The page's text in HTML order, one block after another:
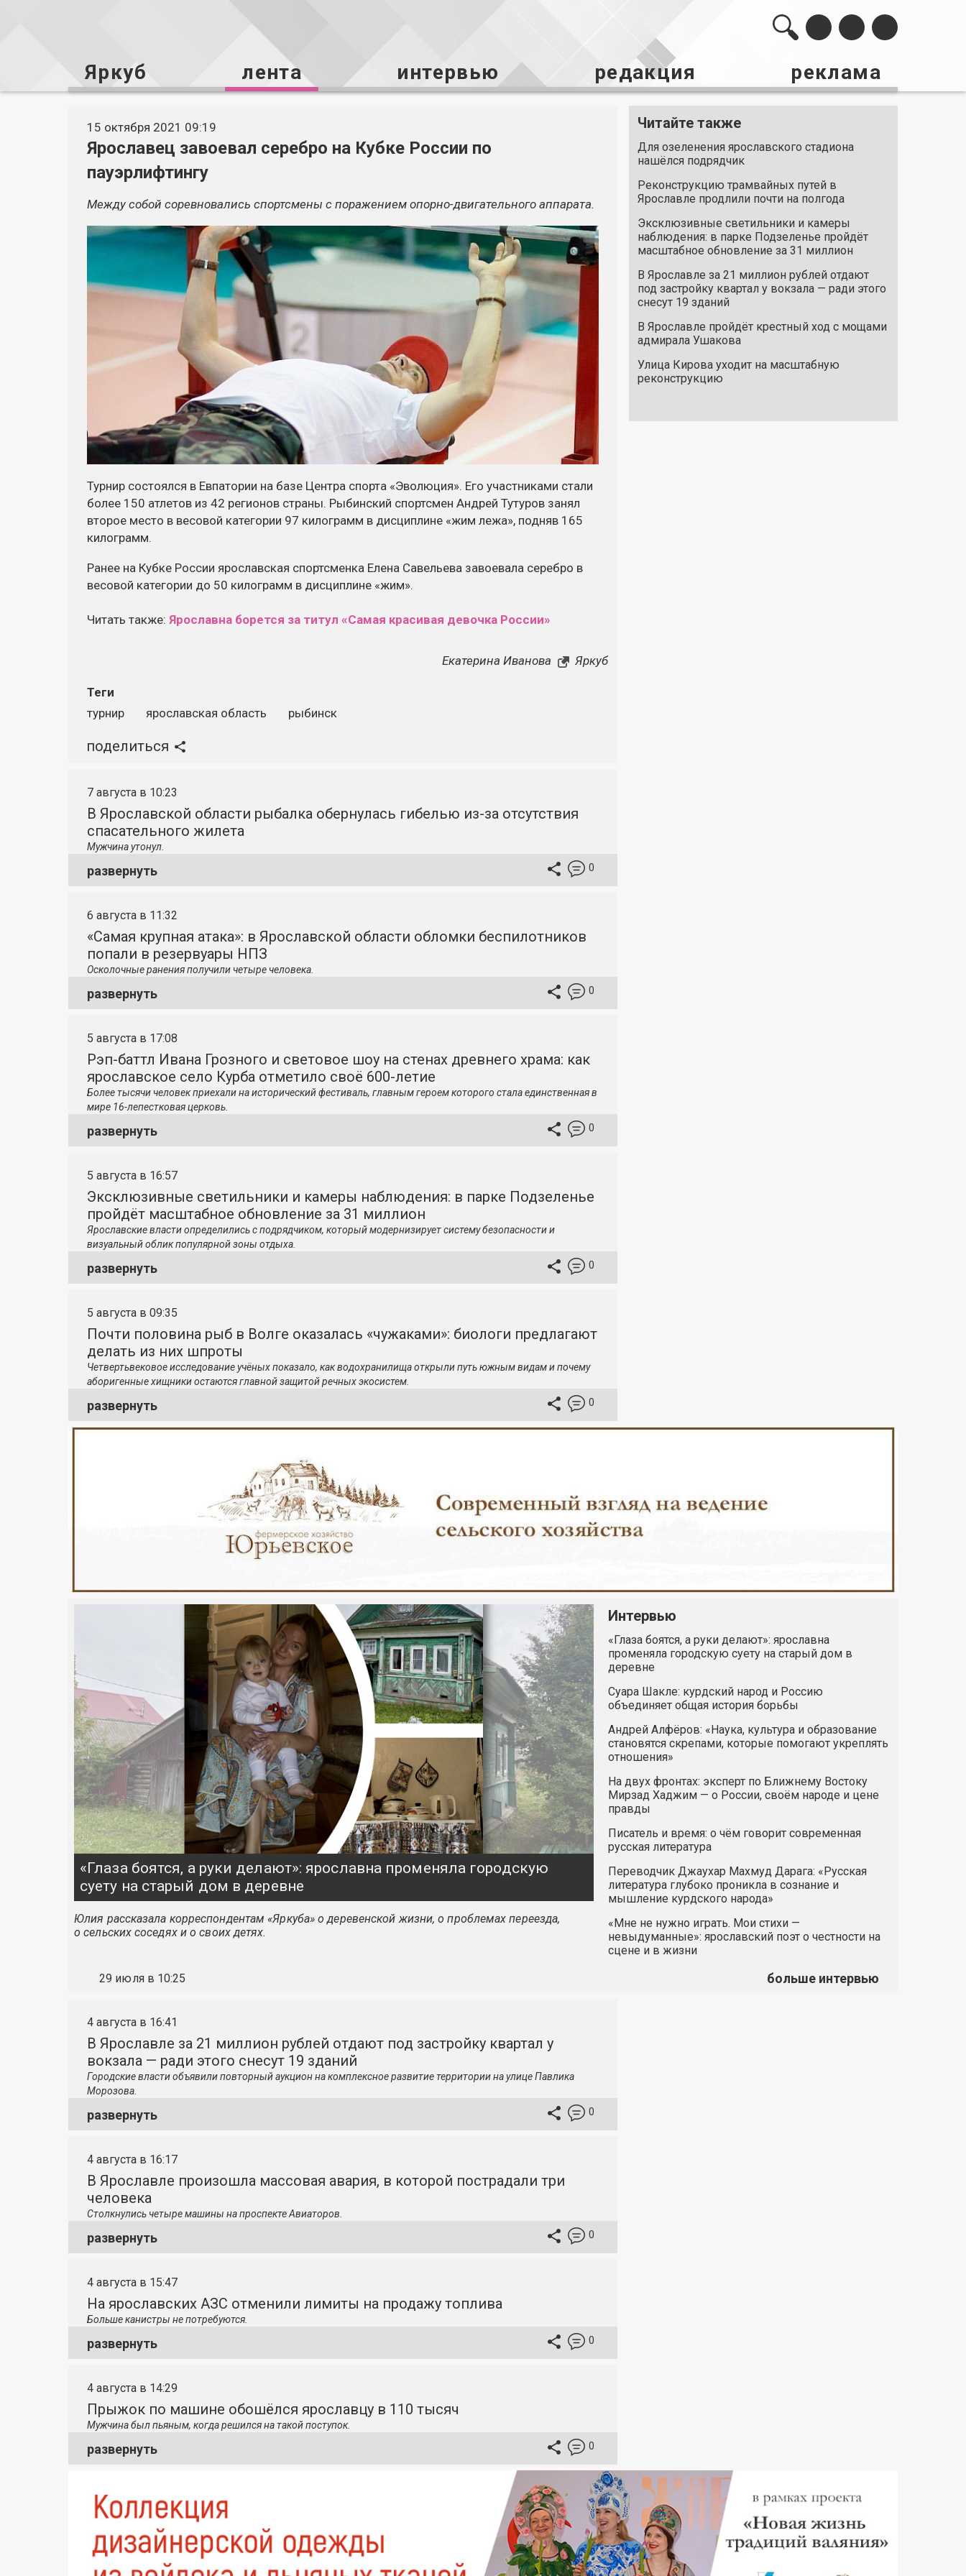
Яркуб лента интервью редакция реклама
15 октября 2021 09:19
Ярославец завоевал серебро на Кубке России по
пауэрлифтингу
Между собой соревновались спортсмены с поражением опорно-двигательного аппарата.
Турнир состоялся в Евпатории на базе Центра спорта «Эволюция». Его участниками стали
более 150 атлетов из 42 регионов страны. Рыбинский спортсмен Андрей Тутуров занял
второе место в весовой категории 97 килограмм в дисциплине «жим лежа», подняв 165
килограмм.
Ранее на Кубке России ярославская спортсменка Елена Савельева завоевала серебро в
весовой категории до 50 килограмм в дисциплине «жим».
Читать также: Ярославна борется за титул «Самая красивая девочка России»
Екатерина Иванова Яркуб
Теги
турнир
ярославская область рыбинск
поделиться
Читайте также
Для озеленения ярославского стадиона
нашёлся подрядчик
Реконструкцию трамвайных путей в
Ярославле продлили почти на полгода
Эксклюзивные светильники и камеры
наблюдения: в парке Подзеленье пройдёт
масштабное обновление за 31 миллион
В Ярославле за 21 миллион рублей отдают
под застройку квартал у вокзала — ради этого
снесут 19 зданий
В Ярославле пройдёт крестный ход с мощами
адмирала Ушакова
Улица Кирова уходит на масштабную
реконструкцию
7 августа в 10:23
В Ярославской области рыбалка обернулась гибелью из-за отсутствия
спасательного жилета
Мужчина утонул.
развернуть 0
6 августа в 11:32
«Самая крупная атака»: в Ярославской области обломки беспилотников
попали в резервуары НПЗ
Осколочные ранения получили четыре человека.
развернуть 0
5 августа в 17:08
Рэп-баттл Ивана Грозного и световое шоу на стенах древнего храма: как
ярославское село Курба отметило своё 600-летие
Более тысячи человек приехали на исторический фестиваль, главным героем которого стала единственная в
мире 16-лепестковая церковь.
развернуть 0
5 августа в 16:57
Эксклюзивные светильники и камеры наблюдения: в парке Подзеленье
пройдёт масштабное обновление за 31 миллион
Ярославские власти определились с подрядчиком, который модернизирует систему безопасности и
визуальный облик популярной зоны отдыха.
развернуть 0
5 августа в 09:35
Почти половина рыб в Волге оказалась «чужаками»: биологи предлагают
делать из них шпроты
Четвертьвековое исследование учёных показало, как водохранилища открыли путь южным видам и почему
аборигенные хищники остаются главной защитой речных экосистем.
развернуть 0
«Глаза боятся, а руки делают»: ярославна променяла городскую
суету на старый дом в деревне
Юлия рассказала корреспондентам «Яркуба» о деревенской жизни, о проблемах переезда,
о сельских соседях и о своих детях.
29 июля в 10:25
Интервью
«Глаза боятся, а руки делают»: ярославна
променяла городскую суету на старый дом в
деревне
Суара Шакле: курдский народ и Россию
объединяет общая история борьбы
Андрей Алфёров: «Наука, культура и образование
становятся скрепами, которые помогают укреплять
отношения»
На двух фронтах: эксперт по Ближнему Востоку
Мирзад Хаджим — о России, своём народе и цене
правды
Писатель и время: о чём говорит современная
русская литература
Переводчик Джаухар Махмуд Дарага: «Русская
литература глубоко проникла в сознание и
мышление курдского народа»
«Мне не нужно играть. Мои стихи —
невыдуманные»: ярославский поэт о честности на
сцене и в жизни
больше интервью
4 августа в 16:41
В Ярославле за 21 миллион рублей отдают под застройку квартал у
вокзала — ради этого снесут 19 зданий
Городские власти объявили повторный аукцион на комплексное развитие территории на улице Павлика
Морозова.
развернуть 0
4 августа в 16:17
В Ярославле произошла массовая авария, в которой пострадали три
человека
Столкнулись четыре машины на проспекте Авиаторов.
развернуть 0
4 августа в 15:47
На ярославских АЗС отменили лимиты на продажу топлива
Больше канистры не потребуются.
развернуть 0
4 августа в 14:29
Прыжок по машине обошёлся ярославцу в 110 тысяч
Мужчина был пьяным, когда решился на такой поступок.
развернуть 0